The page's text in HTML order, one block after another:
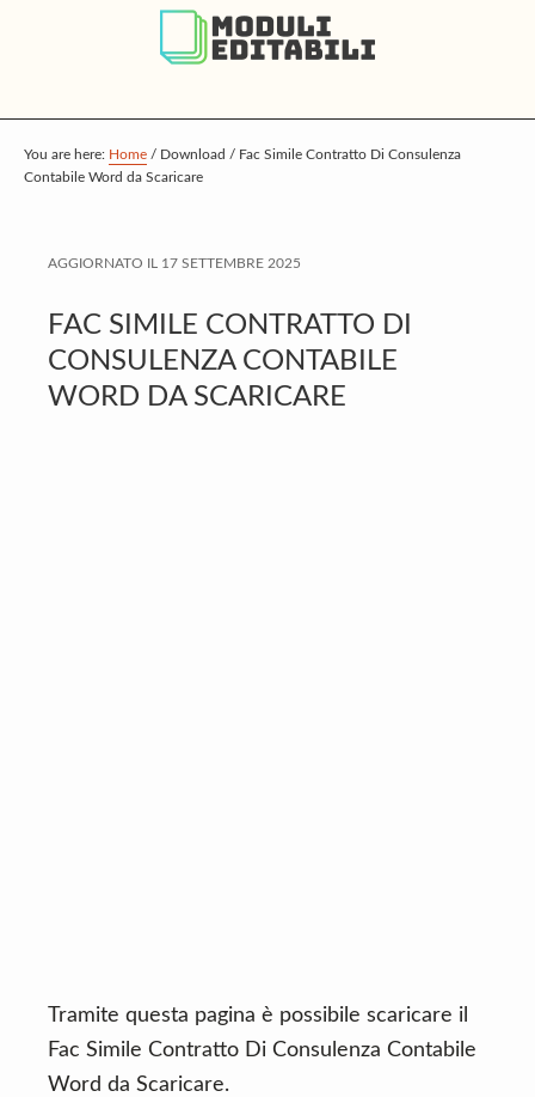
p
t
a
n
c
o
p
t
r
m
a
r
p
t
o
t
e
r
You are here: Home / Download / Fac Simile Contratto Di Consulenza
Contabile Word da Scaricare
AGGIORNATO IL 17 SETTEMBRE 2025
FAC SIMILE CONTRATTO DI
CONSULENZA CONTABILE
WORD DA SCARICARE
Tramite questa pagina è possibile scaricare il
Fac Simile Contratto Di Consulenza Contabile
Word da Scaricare.